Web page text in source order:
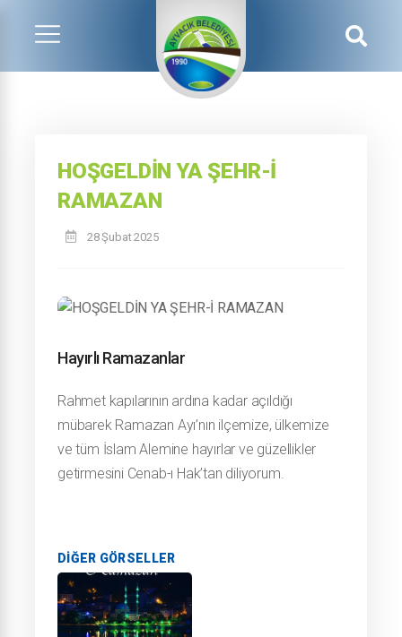
HOŞGELDİN YA ŞEHR-İ
RAMAZAN
28 Şubat 2025
Hayırlı Ramazanlar
Rahmet kapılarının ardına kadar açıldığı
mübarek Ramazan Ayı’nın ilçemize, ülkemize
ve tüm İslam Alemine hayırlar ve güzellikler
getirmesini Cenab-ı Hak’tan diliyorum.
DIĞER GÖRSELLER